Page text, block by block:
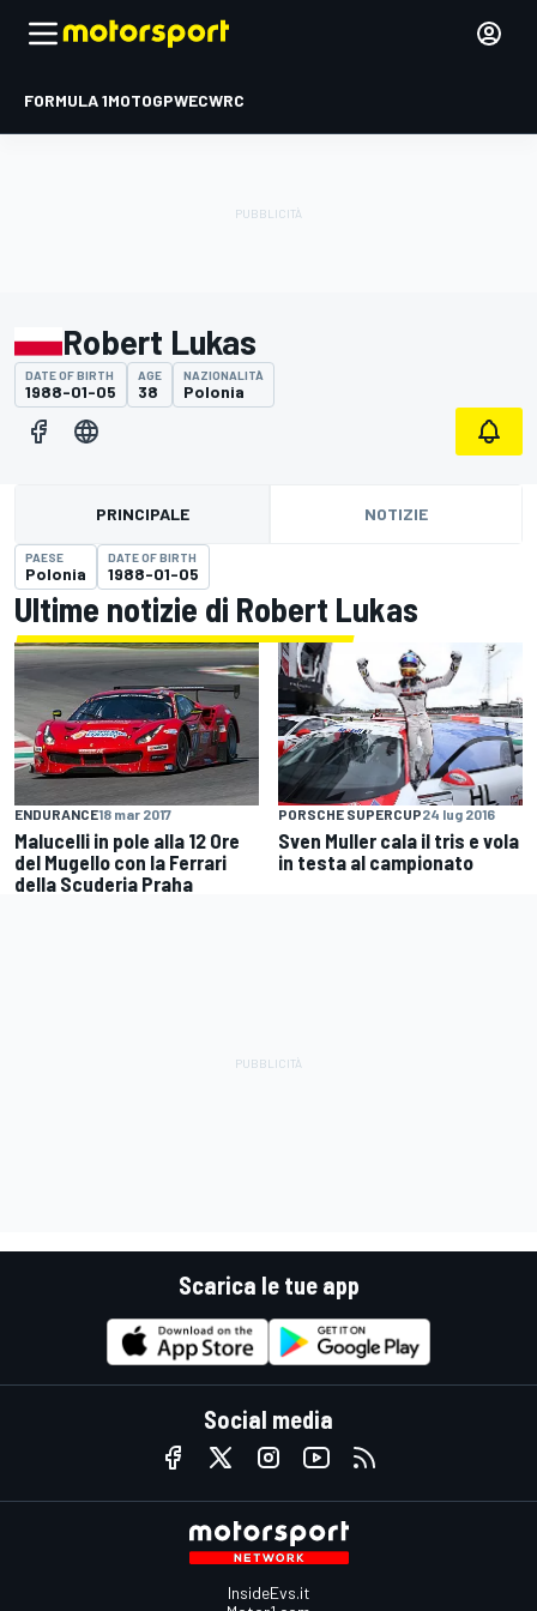
FORMULA 1MOTOGPWECWRC
Robert Lukas
DATE OF BIRTH
1988-01-05
AGE
38
NAZIONALITÀ
Polonia
PRINCIPALE NOTIZIE
PAESE
Polonia
DATE OF BIRTH
1988-01-05
Ultime notizie di Robert Lukas
ENDURANCE18 mar 2017
Malucelli in pole alla 12 Ore
del Mugello con la Ferrari
della Scuderia Praha
PORSCHE SUPERCUP24 lug 2016
Sven Muller cala il tris e vola
in testa al campionato
Scarica le tue app
Social media
InsideEvs.it